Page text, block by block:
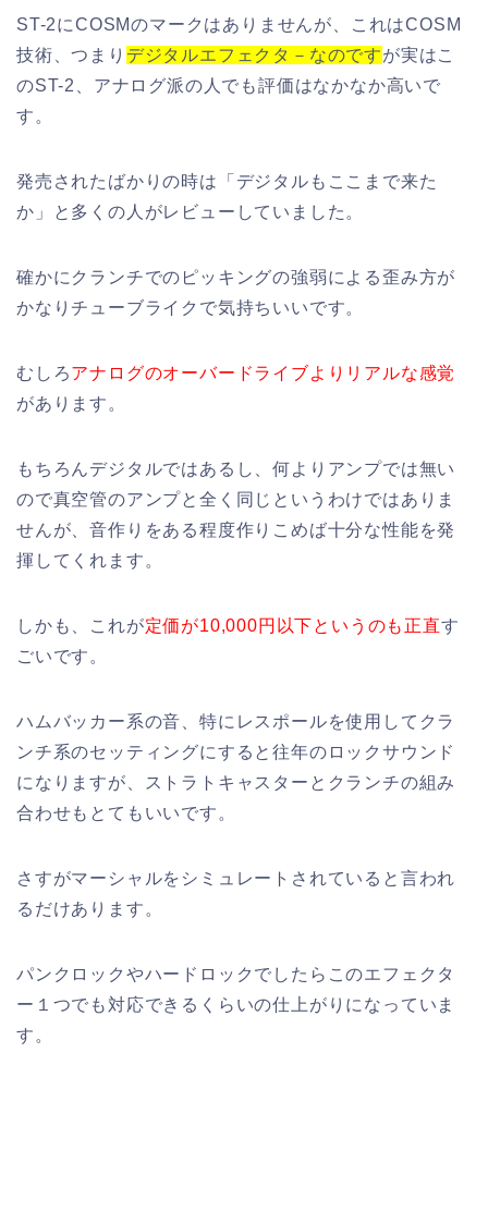
ST-2にCOSMのマークはありませんが、これはCOSM
技術、つまり デジタルエフェクタ－なのですが実はこ
のST-2、アナログ派の人でも評価はなかなか高いで
す。
発売されたばかりの時は「デジタルもここまで来た
か」と多くの人がレビューしていました。
確かにクランチでのピッキングの強弱による歪み方が
かなりチューブライクで気持ちいいです。
むしろアナログのオーバードライブよりリアルな感覚
があります。
もちろんデジタルではあるし、何よりアンプでは無い
ので真空管のアンプと全く同じというわけではありま
せんが、音作りをある程度作りこめば十分な性能を発
揮してくれます。
しかも、これが定価が10,000円以下というのも正直す
ごいです。
ハムバッカー系の音、特にレスポールを使用してクラ
ンチ系のセッティングにすると往年のロックサウンド
になりますが、ストラトキャスターとクランチの組み
合わせもとてもいいです。
さすがマーシャルをシミュレートされていると言われ
るだけあります。
パンクロックやハードロックでしたらこのエフェクタ
ー１つでも対応できるくらいの仕上がりになっていま
す。